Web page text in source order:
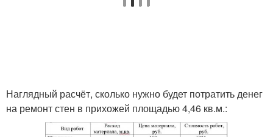
Наглядный расчёт, сколько нужно будет потратить денег
на ремонт стен в прихожей площадью 4,46 кв.м.: